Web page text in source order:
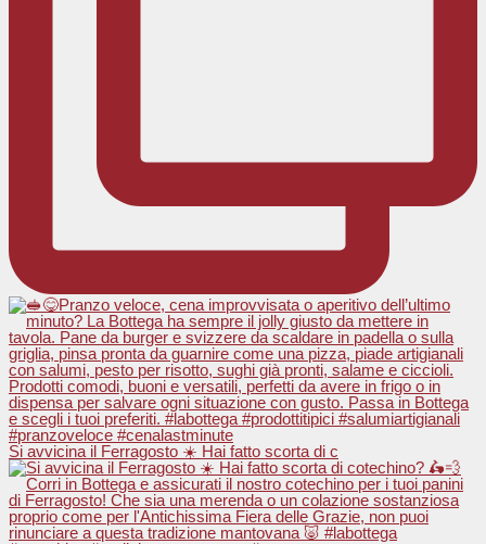
Si avvicina il Ferragosto ☀️ Hai fatto scorta di c